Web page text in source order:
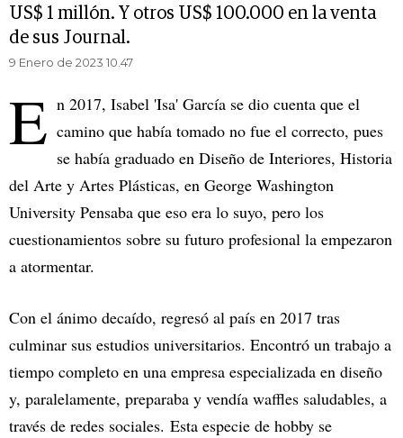
US$ 1 millón. Y otros US$ 100.000 en la venta
de sus Journal.
9 Enero de 2023 10.47
E n 2017, Isabel 'Isa' García se dio cuenta que el
camino que había tomado no fue el correcto, pues
se había graduado en Diseño de Interiores, Historia
del Arte y Artes Plásticas, en George Washington
University Pensaba que eso era lo suyo, pero los
cuestionamientos sobre su futuro profesional la empezaron
a atormentar.
Con el ánimo decaído, regresó al país en 2017 tras
culminar sus estudios universitarios. Encontró un trabajo a
tiempo completo en una empresa especializada en diseño
y, paralelamente, preparaba y vendía waffles saludables, a
través de redes sociales. Esta especie de hobby se